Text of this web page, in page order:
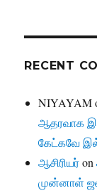
RECENT
NIYAYAM
ஆதரவாக
கேட்கவே
ஆசிரியர்on
முன்னாள்